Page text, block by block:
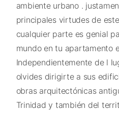
ambiente urbano .
principales virtudes de
cualquier parte es genial
mundo en tu apartamento
Independientemente de l
olvides dirigirte a sus
obras arquitectónicas
Trinidad y también del